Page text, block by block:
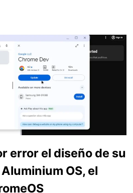
error el diseño de su
OS, el